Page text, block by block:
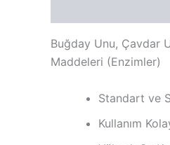
Buğday Unu, Çavdar
Maddeleri (Enzimler)
Standart ve
Kullanım